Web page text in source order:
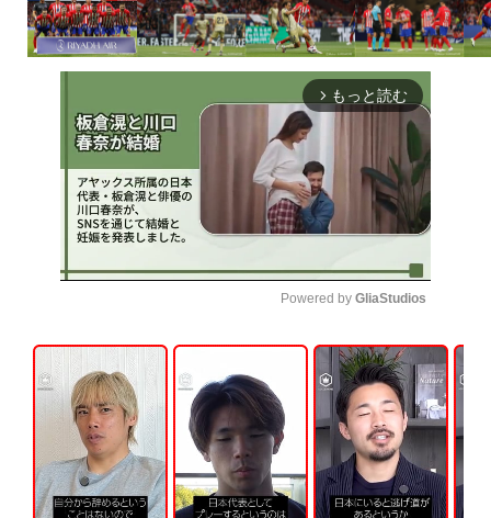
arrow_forward_ios もっと読む
n
m
u
t
e
Powered by GliaStudios